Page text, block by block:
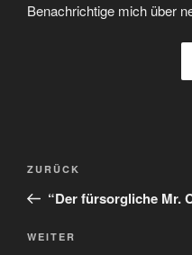
Benachrichtige mich über
ZURÜCK
“Der fürsorgliche Mr.
WEITER